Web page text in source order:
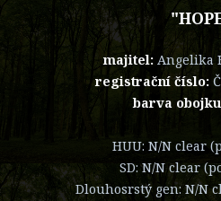
majitel: Angelika
registrační číslo:
barva
HUU: N/N clear
SD: N/N clear
Dlouhosrstý gen: N/N